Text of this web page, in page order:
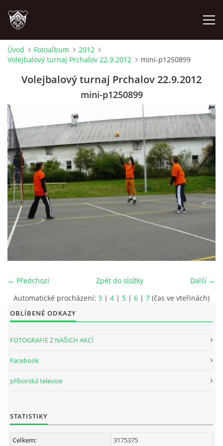
ÚVOD
PROBĚHLÉ AKCE
NOVINKY
FOTOALBUM
VIDEA
INTERNÍ SEKCE
Úvod Fotoalbum
2012
Volejbalový turnaj Prchalov 22.9.2012
mini-p1250899
Volejbalový turnaj Prchalov 22.9.2012
mini-p1250899
← Předchozí Další →
Zpět do složky
Automatické procházení: 3 | 4 | 5 | 6 | 7 (čas ve vteřinách)
OBLÍBENÉ ODKAZY
FOTOGRAFIE Z NAŠICH AKCÍ
Facebook
příborská televize
STATISTIKY
Celkem: 3175375